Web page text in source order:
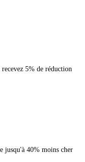
5% de réduction
jusqu'à 40% moins cher